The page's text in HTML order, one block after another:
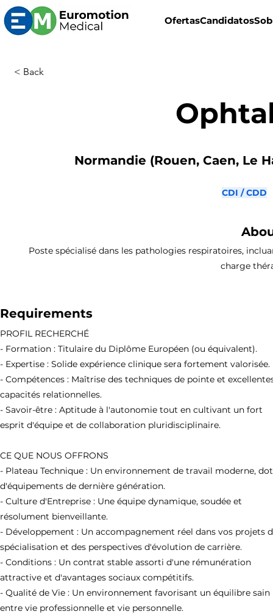
OfertasCandidatos
< Back
Normandie (Rouen, Caen, Le
CDI / CDD
Poste spécialisé dans les pathologies respiratoires,
charge
Requirements
PROFIL RECHERCHÉ
- Formation : Titulaire du Diplôme Européen (ou équivalent).
- Expertise : Solide expérience clinique sera fortement valorisée.
- Compétences : Maîtrise des techniques de pointe et
capacités relationnelles.
- Savoir-être : Aptitude à l'autonomie tout en cultivant un fort
esprit d'équipe et de collaboration pluridisciplinaire.
CE QUE NOUS OFFRONS
- Plateau Technique : Un environnement de travail moderne,
d'équipements de dernière génération.
- Culture d'Entreprise : Une équipe dynamique, soudée et
résolument bienveillante.
- Développement : Un accompagnement réel dans vos projets
spécialisation et des perspectives d'évolution de carrière.
- Conditions : Un contrat stable assorti d'une rémunération
attractive et d'avantages sociaux compétitifs.
- Qualité de Vie : Un environnement favorisant un équilibre sain
entre vie professionnelle et vie personnelle.